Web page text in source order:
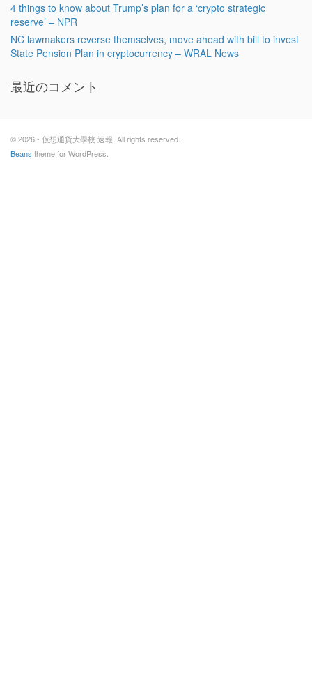
4 things to know about Trump’s plan for a ‘crypto strategic
reserve’ – NPR
NC lawmakers reverse themselves, move ahead with bill to invest
State Pension Plan in cryptocurrency – WRAL News
最近のコメント
© 2026 - 仮想通貨大學校 速報. All rights reserved.
Beans theme for WordPress.